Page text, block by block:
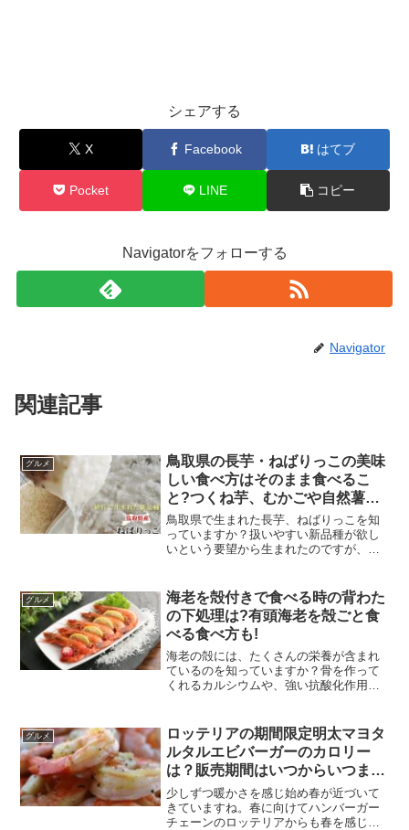
シェアする
X Facebook はてブ
Pocket LINE コピー
Navigatorをフォローする
Navigator
関連記事
グルメ
鳥取県の長芋・ねばりっこの美味
しい食べ方はそのまま食べるこ
と?つくね芋、むかごや自然薯と
の違いは?
鳥取県で生まれた長芋、ねばりっこを知
っていますか？扱いやすい新品種が欲し
いという要望から生まれたのですが、生
予約【ねばりっこ】【進物用】（2-4本
入）約3k...価格...
グルメ
海老を殻付きで食べる時の背わた
の下処理は?有頭海老を殻ごと食
べる食べ方も!
海老の殻には、たくさんの栄養が含まれ
ているのを知っていますか？骨を作って
くれるカルシウムや、強い抗酸化作用が
(function(b,c,f,g,a,d,e){b.MoshimoAffil...
グルメ
ロッテリアの期間限定明太マヨタ
ルタルエビバーガーのカロリー
は？販売期間はいつからいつま
で？値段や口コミも調査
少しずつ暖かさを感じ始め春が近づいて
きていますね。春に向けてハンバーガー
チェーンのロッテリアからも春を感じる